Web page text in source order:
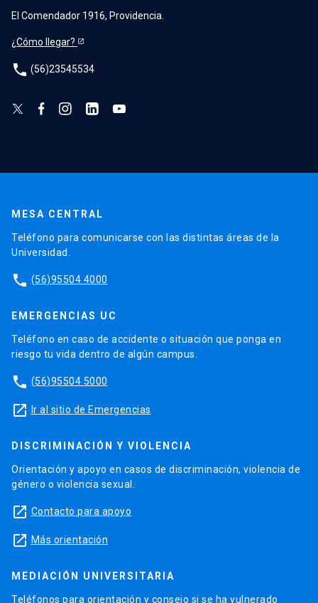
El Comendador 1916, Providencia.
¿Cómo llegar?
phone (56)23545534
MESA CENTRAL
Teléfono para comunicarse con las distintas áreas de la
Universidad.
phone (56)95504 4000
EMERGENCIAS UC
Teléfono en caso de accidente o situación que ponga en
riesgo tu vida dentro de algún campus.
phone (56)95504 5000
launch Ir al sitio de Emergencias
DISCRIMINACIÓN Y VIOLENCIA
Orientación y apoyo en casos de discriminación, violencia de
género o violencia sexual.
launch Contacto para apoyo
launch Más orientación
MEDIACIÓN UNIVERSITARIA
Teléfonos para orientación y consejo si se ha vulnerado